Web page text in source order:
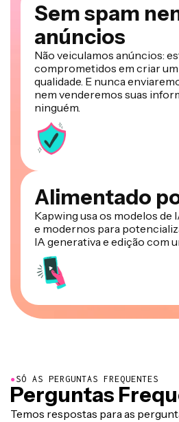
Sem spam
anúncios
Não veiculamos anúncios:
comprometidos em criar
qualidade. E nunca
nem venderemos suas
ninguém.
Alimentado
Kapwing usa os modelos de
e modernos para
IA generativa e edição com
●SÓ AS PERGUNTAS FREQUENTES
Perguntas
Temos respostas para as